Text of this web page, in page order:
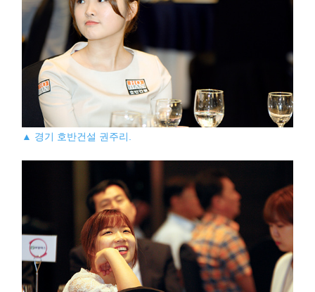
▲ 경기 호반건설 권주리.